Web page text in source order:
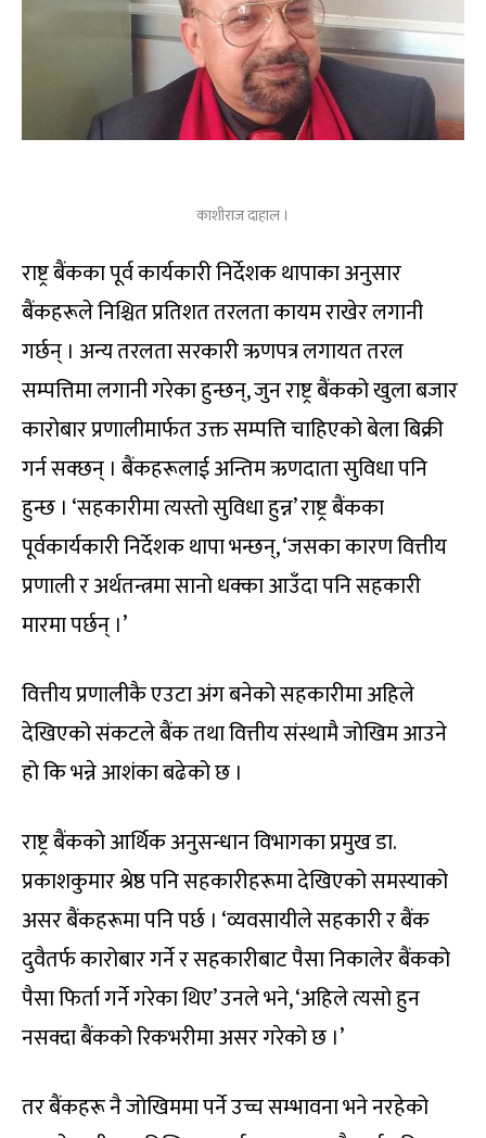
काशीराज दाहाल ।
राष्ट्र बैंकका पूर्व कार्यकारी निर्देशक थापाका अनुसार
बैंकहरूले निश्चित प्रतिशत तरलता कायम राखेर लगानी
गर्छन् । अन्य तरलता सरकारी ऋणपत्र लगायत तरल
सम्पत्तिमा लगानी गरेका हुन्छन्, जुन राष्ट्र बैंकको खुला बजार
कारोबार प्रणालीमार्फत उक्त सम्पत्ति चाहिएको बेला बिक्री
गर्न सक्छन् । बैंकहरूलाई अन्तिम ऋणदाता सुविधा पनि
हुन्छ । ‘सहकारीमा त्यस्तो सुविधा हुन्न’ राष्ट्र बैंकका
पूर्वकार्यकारी निर्देशक थापा भन्छन्, ‘जसका कारण वित्तीय
प्रणाली र अर्थतन्त्रमा सानो धक्का आउँदा पनि सहकारी
मारमा पर्छन् ।’
वित्तीय प्रणालीकै एउटा अंग बनेको सहकारीमा अहिले
देखिएको संकटले बैंक तथा वित्तीय संस्थामै जोखिम आउने
हो कि भन्ने आशंका बढेको छ ।
राष्ट्र बैंकको आर्थिक अनुसन्धान विभागका प्रमुख डा.
प्रकाशकुमार श्रेष्ठ पनि सहकारीहरूमा देखिएको समस्याको
असर बैंकहरूमा पनि पर्छ । ‘व्यवसायीले सहकारी र बैंक
दुवैतर्फ कारोबार गर्ने र सहकारीबाट पैसा निकालेर बैंकको
पैसा फिर्ता गर्ने गरेका थिए’ उनले भने, ‘अहिले त्यसो हुन
नसक्दा बैंकको रिकभरीमा असर गरेको छ ।’
तर बैंकहरू नै जोखिममा पर्ने उच्च सम्भावना भने नरहेको